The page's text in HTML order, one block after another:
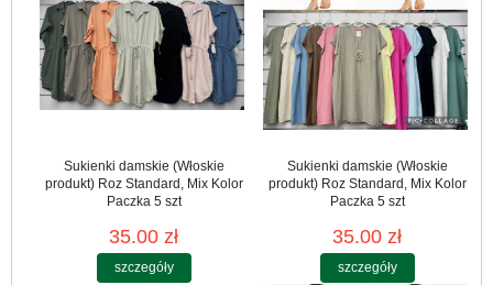
Sukienki damskie (Włoskie
produkt) Roz Standard, Mix Kolor
Paczka 5 szt
35.00 zł
szczegóły
Sukienki damskie (Włoskie
produkt) Roz Standard, Mix Kolor
Paczka 5 szt
35.00 zł
szczegóły